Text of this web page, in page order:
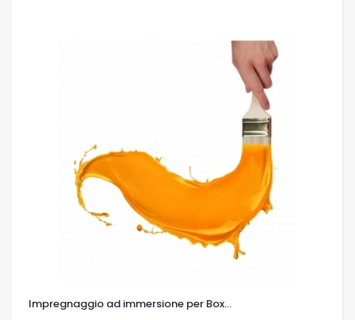
Impregnaggio ad immersione per Box...